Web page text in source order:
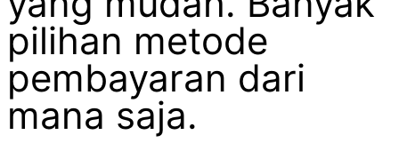
pilihan metode
pembayaran dari
mana saja.